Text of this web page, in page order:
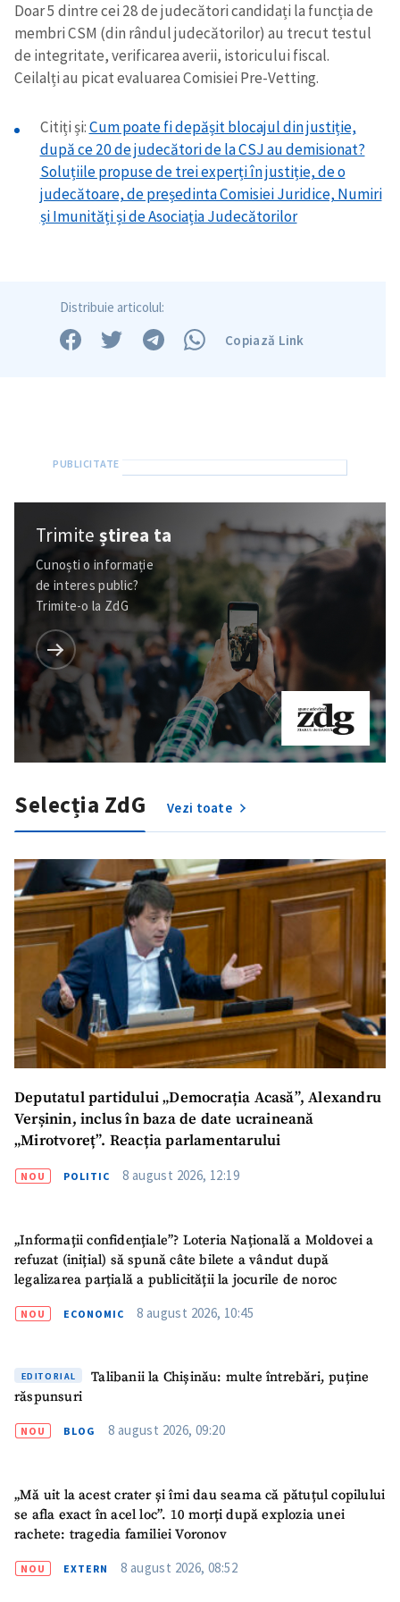
Trimite o informație
Despre ZdG
in English
на русском
Doar 5 dintre cei 28 de judecători candidați la funcția de
membri CSM (din rândul judecătorilor) au trecut testul
de integritate, verificarea averii, istoricului fiscal.
Ceilalți au picat evaluarea Comisiei Pre-Vetting.
Citiți și:Cum poate fi depășit blocajul din justiție,
după ce 20 de judecători de la CSJ au demisionat?
Soluțiile propuse de trei experți în justiție, de o
judecătoare, de președinta Comisiei Juridice, Numiri
și Imunități și de Asociația Judecătorilor
Distribuie articolul:
Copiază Link
Trimiteștirea ta
Cunoști o informație
de interes public?
Trimite-o la ZdG
Selecția ZdG Vezi toate
Deputatul partidului „Democrația Acasă”, Alexandru
Verșinin, inclus în baza de date ucraineană
„Mirotvoreț”. Reacția parlamentarului
NOU POLITIC 8 august 2026, 12:19
„Informații confidențiale”? Loteria Națională a Moldovei a
refuzat (inițial) să spună câte bilete a vândut după
legalizarea parțială a publicității la jocurile de noroc
NOU ECONOMIC 8 august 2026, 10:45
EDITORIAL
Talibanii la Chișinău: multe întrebări, puține
răspunsuri
NOU BLOG 8 august 2026, 09:20
„Mă uit la acest crater și îmi dau seama că pătuțul copilului
se afla exact în acel loc”. 10 morți după explozia unei
rachete: tragedia familiei Voronov
NOU EXTERN 8 august 2026, 08:52
Mesajul știrei
+ Mesajul știrei